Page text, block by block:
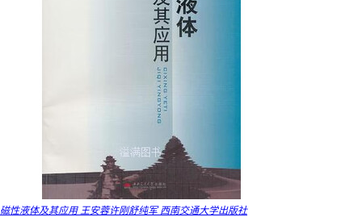
磁性液体及其应用 王安蓉许刚舒纯军 西南交通大学出版社